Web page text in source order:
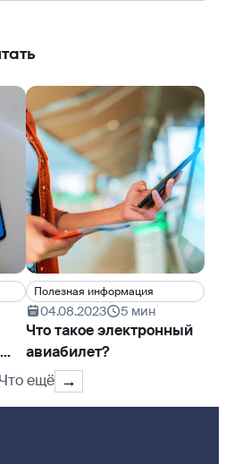
Полезная информация
04.08.2023 5 мин
Что такое электронный
авиабилет?
Что ещё →